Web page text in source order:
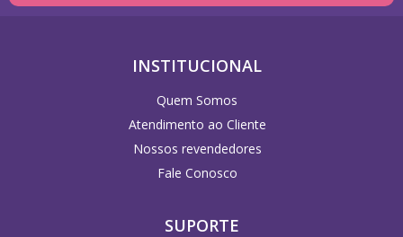
INSTITUCIONAL
Quem Somos
Atendimento ao Cliente
Nossos revendedores
Fale Conosco
SUPORTE